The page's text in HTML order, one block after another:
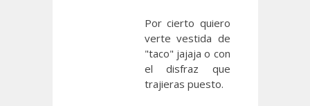
Por cierto quiero
verte vestida de
"taco" jajaja o con
el disfraz que
trajieras puesto.